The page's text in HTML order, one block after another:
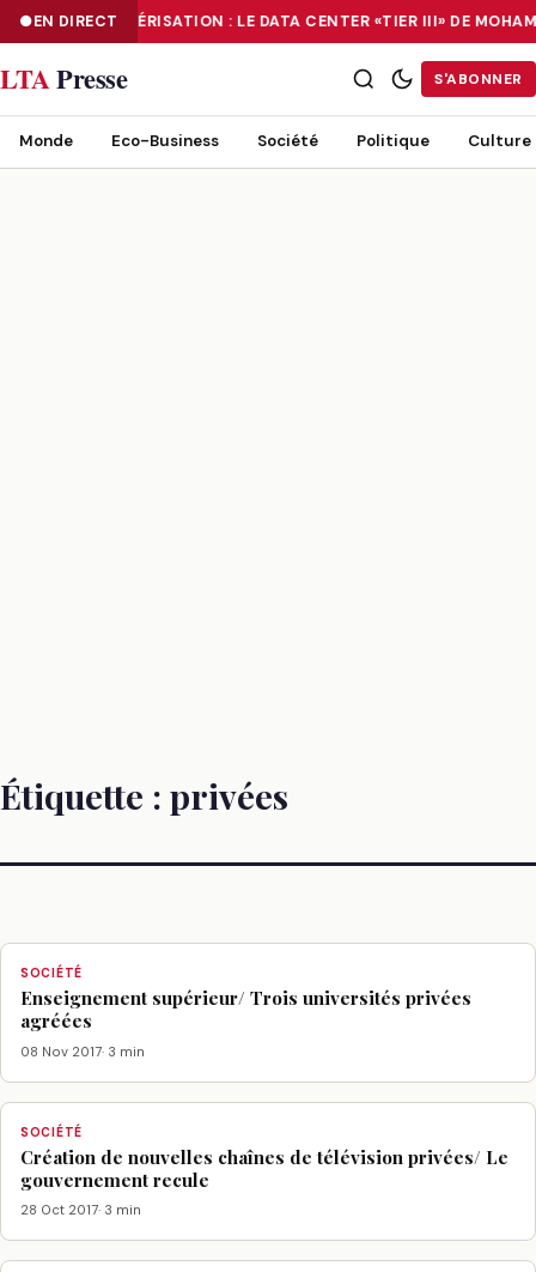
EN DIRECTNUMÉRISATION : LE DATA CENTER «TIER III» DE
NUMÉRISATION : LE DATA CENTER «TIER III» DE MOHAMMADIA, UN
LTAPresse S'ABONNER
Monde Eco-Business Société Politique Culture
Étiquette : privées
SOCIÉTÉ
Enseignement supérieur/ Trois universités privées
agréées
08 Nov 2017· 3 min
SOCIÉTÉ
Création de nouvelles chaînes de télévision privées/ Le
gouvernement recule
28 Oct 2017· 3 min